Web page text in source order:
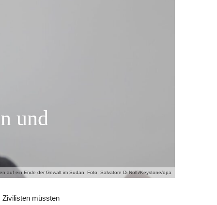
auf ein Ende der Gewalt im Sudan. Foto: Salvatore Di Nolfi/Keystone/dpa
und
Zivilisten müssten